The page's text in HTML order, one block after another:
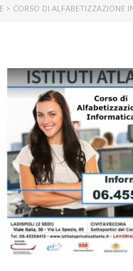
> CORSO DI ALFABETIZZAZIONE